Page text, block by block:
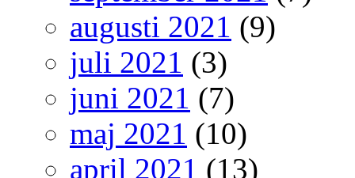
augusti 2021 (9)
juli 2021 (3)
juni 2021 (7)
maj 2021 (10)
april 2021 (13)